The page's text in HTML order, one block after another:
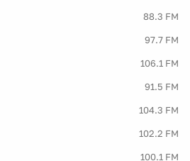
88.3 FM
97.7 FM
106.1 FM
91.5 FM
104.3 FM
102.2 FM
100.1 FM